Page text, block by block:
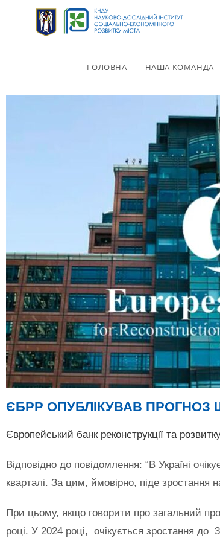
ГОЛОВНА НАША КОМАНДА
ЄБРР ОПУБЛІКУВАВ ПРОГНОЗ
Європейський банк реконструкції та
Відповідно до повідомлення: “В Україні
кварталі. За цим, ймовірно, піде зростання
При цьому, якщо говорити про загальний
році. У 2024 році, очікується зростання до